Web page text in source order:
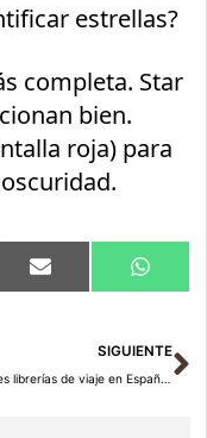
estrellas?
completa. Star
bien.
roja) para
Compartir
en
Email
en
SIGUIENTE
Las mejores librerías de viaje en España: templos del viajero